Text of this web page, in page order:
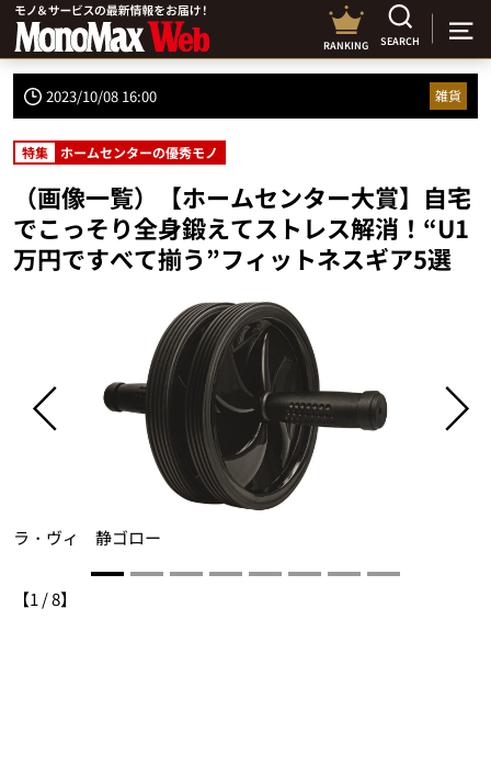
RANKING SEARCH
2023/10/08 16:00 雑貨
特集 ホームセンターの優秀モノ
（画像一覧）【ホームセンター大賞】自宅
でこっそり全身鍛えてストレス解消！“U1
万円ですべて揃う”フィットネスギア5選
ラ・ヴィ 静ゴロー
【1 /8】